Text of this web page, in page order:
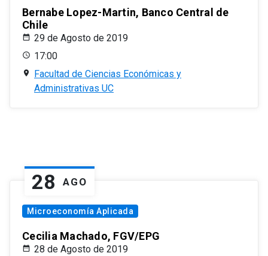
Bernabe Lopez-Martin, Banco Central de
Chile
29 de Agosto de 2019
17:00
Facultad de Ciencias Económicas y
Administrativas UC
28 AGO
Microeconomía Aplicada
Cecilia Machado, FGV/EPG
28 de Agosto de 2019